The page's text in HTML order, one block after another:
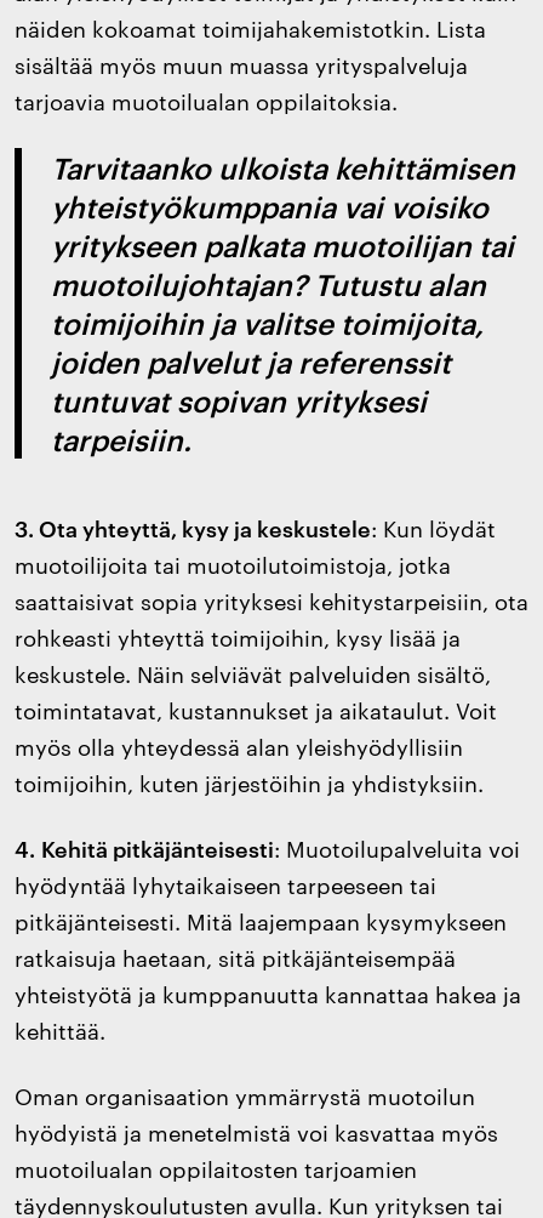
näiden kokoamat toimijahakemistotkin. Lista
sisältää myös muun muassa yrityspalveluja
tarjoavia muotoilualan oppilaitoksia.
Tarvitaanko ulkoista kehittämisen
yhteistyökumppania vai voisiko
yritykseen palkata muotoilijan tai
muotoilujohtajan? Tutustu alan
toimijoihin ja valitse toimijoita,
joiden palvelut ja referenssit
tuntuvat sopivan yrityksesi
tarpeisiin.
3. Ota yhteyttä, kysy ja keskustele: Kun löydät
muotoilijoita tai muotoilutoimistoja, jotka
saattaisivat sopia yrityksesi kehitystarpeisiin, ota
rohkeasti yhteyttä toimijoihin, kysy lisää ja
keskustele. Näin selviävät palveluiden sisältö,
toimintatavat, kustannukset ja aikataulut. Voit
myös olla yhteydessä alan yleishyödyllisiin
toimijoihin, kuten järjestöihin ja yhdistyksiin.
4. Kehitä pitkäjänteisesti: Muotoilupalveluita voi
hyödyntää lyhytaikaiseen tarpeeseen tai
pitkäjänteisesti. Mitä laajempaan kysymykseen
ratkaisuja haetaan, sitä pitkäjänteisempää
yhteistyötä ja kumppanuutta kannattaa hakea ja
kehittää.
Oman organisaation ymmärrystä muotoilun
hyödyistä ja menetelmistä voi kasvattaa myös
muotoilualan oppilaitosten tarjoamien
täydennyskoulutusten avulla. Kun yrityksen tai